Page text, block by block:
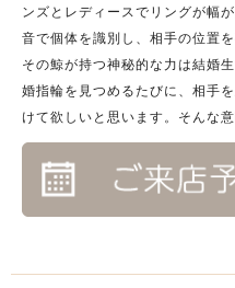
ンズとレディースでリングが幅
音で個体を識別し、相手の位置
その鯨が持つ神秘的な力は結婚
婚指輪を見つめるたびに、相手
けて欲しいと思います。そんな